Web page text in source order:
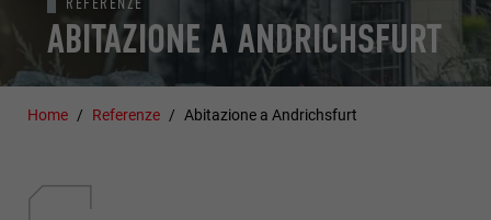
ABITAZIONE A ANDRICHSFURT
Home Referenze Abitazione a Andrichsfurt